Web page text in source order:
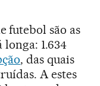
futebol são as
1.634
, das quais
A estes